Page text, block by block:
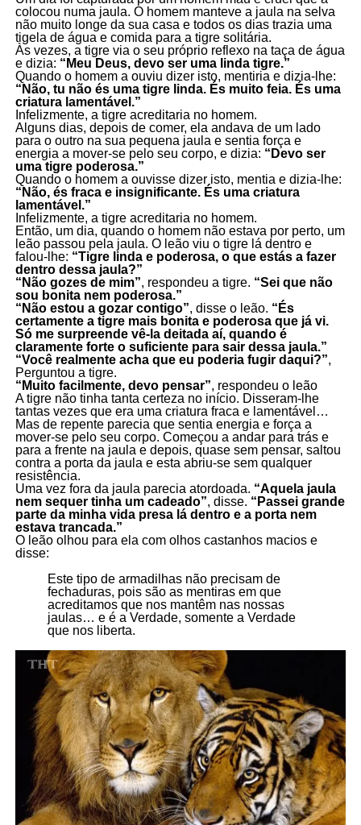
colocou numa jaula. O homem manteve a jaula na selva
não muito longe da sua casa e todos os dias trazia uma
tigela de água e comida para a tigre solitária.
Às vezes, a tigre via o seu próprio reflexo na taça de água
e dizia: “Meu Deus, devo ser uma linda tigre.”
Quando o homem a ouviu dizer isto, mentiria e dizia-lhe:
“Não, tu não és uma tigre linda. És muito feia. És uma
criatura lamentável.”
Infelizmente, a tigre acreditaria no homem.
Alguns dias, depois de comer, ela andava de um lado
para o outro na sua pequena jaula e sentia força e
energia a mover-se pelo seu corpo, e dizia: “Devo ser
uma tigre poderosa.”
Quando o homem a ouvisse dizer isto, mentia e dizia-lhe:
“Não, és fraca e insignificante. És uma criatura
lamentável.”
Infelizmente, a tigre acreditaria no homem.
Então, um dia, quando o homem não estava por perto, um
leão passou pela jaula. O leão viu o tigre lá dentro e
falou-lhe: “Tigre linda e poderosa, o que estás a fazer
dentro dessa jaula?”
“Não gozes de mim”, respondeu a tigre. “Sei que não
sou bonita nem poderosa.”
“Não estou a gozar contigo”, disse o leão. “És
certamente a tigre mais bonita e poderosa que já vi.
Só me surpreende vê-la deitada aí, quando é
claramente forte o suficiente para sair dessa jaula.”
“Você realmente acha que eu poderia fugir daqui?”,
Perguntou a tigre.
“Muito facilmente, devo pensar”, respondeu o leão
A tigre não tinha tanta certeza no início. Disseram-lhe
tantas vezes que era uma criatura fraca e lamentável…
Mas de repente parecia que sentia energia e força a
mover-se pelo seu corpo. Começou a andar para trás e
para a frente na jaula e depois, quase sem pensar, saltou
contra a porta da jaula e esta abriu-se sem qualquer
resistência.
Uma vez fora da jaula parecia atordoada. “Aquela jaula
nem sequer tinha um cadeado”, disse. “Passei grande
parte da minha vida presa lá dentro e a porta nem
estava trancada.”
O leão olhou para ela com olhos castanhos macios e
disse:
Este tipo de armadilhas não precisam de
fechaduras, pois são as mentiras em que
acreditamos que nos mantêm nas nossas
jaulas… e é a Verdade, somente a Verdade
que nos liberta.